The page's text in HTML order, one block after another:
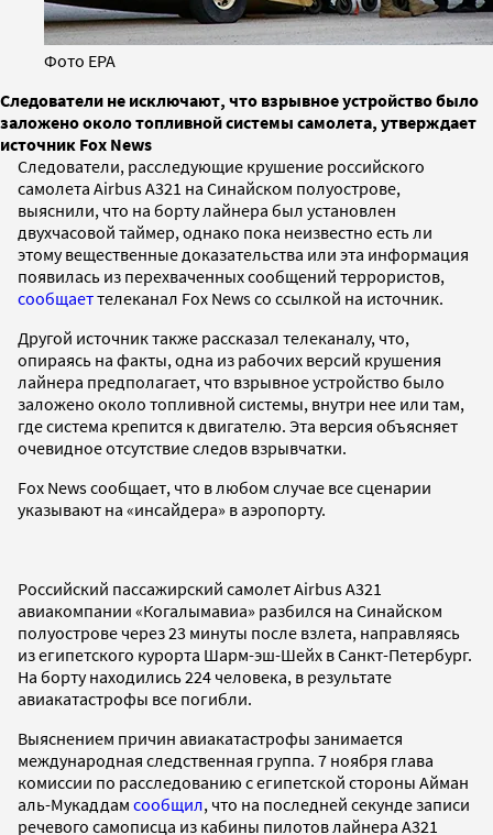
Фото EPA
Следователи не исключают, что взрывное устройство было
заложено около топливной системы самолета, утверждает
источник Fox News
Следователи, расследующие крушение российского
самолета Airbus A321 на Синайском полуострове,
выяснили, что на борту лайнера был установлен
двухчасовой таймер, однако пока неизвестно есть ли
этому вещественные доказательства или эта информация
появилась из перехваченных сообщений террористов,
сообщаеттелеканал Fox News со ссылкой на источник.
Другой источник также рассказал телеканалу, что,
опираясь на факты, одна из рабочих версий крушения
лайнера предполагает, что взрывное устройство было
заложено около топливной системы, внутри нее или там,
где система крепится к двигателю. Эта версия объясняет
очевидное отсутствие следов взрывчатки.
Fox News сообщает, что в любом случае все сценарии
указывают на «инсайдера» в аэропорту.
Российский пассажирский самолет Airbus A321
авиакомпании «Когалымавиа» разбился на Синайском
полуострове через 23 минуты после взлета, направляясь
из египетского курорта Шарм-эш-Шейх в Санкт-Петербург.
На борту находились 224 человека, в результате
авиакатастрофы все погибли.
Выяснением причин авиакатастрофы занимается
международная следственная группа. 7 ноября глава
комиссии по расследованию с египетской стороны Айман
аль-Мукаддам сообщил, что на последней секунде записи
речевого самописца из кабины пилотов лайнера А321